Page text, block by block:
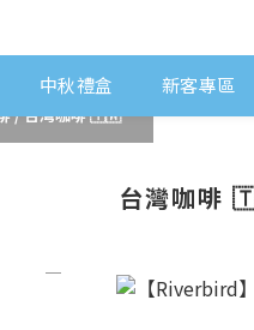
中秋禮盒 新客專區
/台灣咖啡 🇹🇼
台灣咖啡